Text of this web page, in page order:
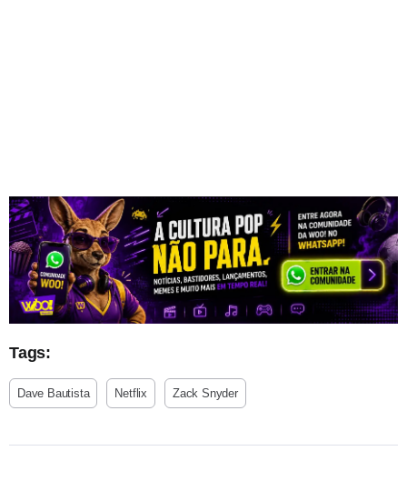
Tags:
Dave Bautista Netflix Zack Snyder